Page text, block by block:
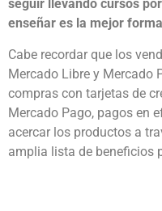
seguir llevando cursos
enseñar es la mejor
Cabe recordar que los
Mercado Libre y Mercado
compras con tarjetas de
Mercado Pago, pagos en
acercar los productos a
amplia lista de beneficios